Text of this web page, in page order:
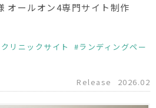
オールオン4専門サイト制作
クリニックサイト
ランディングペー
Release
2026.02